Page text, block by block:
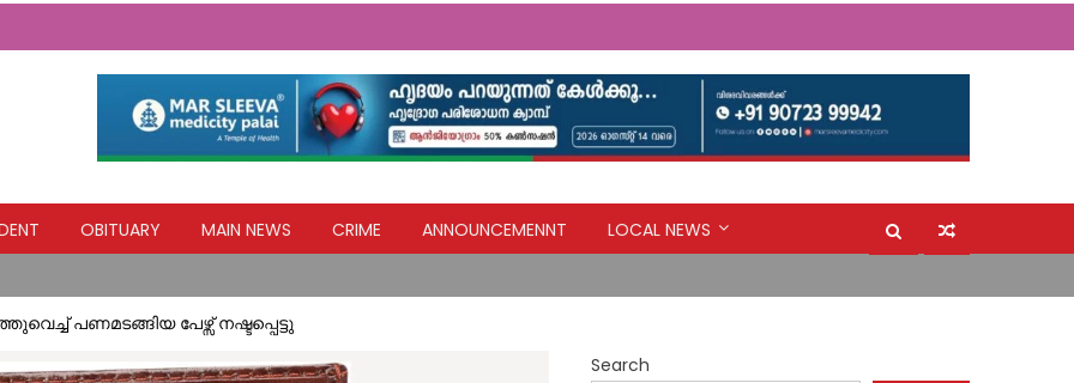
OBITUARY MAIN NEWS CRIME ANNOUNCEMENNT
LOCAL NEWS
പ്രസവ വേദനയുമായി വാഹനങ്ങൾക്ക് കൈ നീട്ടി നിൽക്കുന്ന യുവതിക്കരികിലേക്ക് മാലാഖയായി എത്തിയത് മാർ സ്ലീവാ
അവഗണിച്ച പൊതുമരാമത്ത് മന്ത്രി പി.കെ. ബഷീറിന്റെ നടപടി പ്രതിഷേധാർഹം ബി ജെ പി
നിര്യാതനായി
സ്ഥാപനങ്ങൾക്ക് നാളെ അവധി
ധനസഹായം ഉറപ്പാക്കും: മന്ത്രി മോന്‍സ് ജോസഫ്
പണമടങ്ങിയ പേഴ്സ് നഷ്ടപ്പെട്ടു
Search